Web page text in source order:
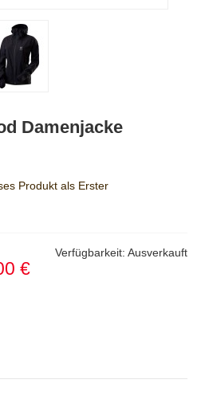
Damenjacke
Produkt als Erster
Verfügbarkeit: Ausverkauft
€